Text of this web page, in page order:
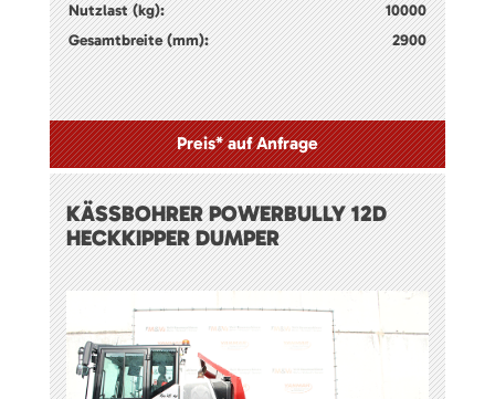
Nutzlast (kg):
10000
Gesamtbreite (mm):
2900
Preis* auf Anfrage
KÄSSBOHRER POWERBULLY 12D
HECKKIPPER DUMPER